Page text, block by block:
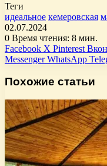
Теги
идеальное кемеровская
02.07.2024
0 Время чтения: 8 мин.
Facebook X Pinterest
Messenger WhatsApp
Похожие статьи